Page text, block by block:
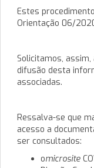
Estes
Orientação 06/
Solicitamos,
difusão desta
associadas.
Ressalva-se que
acesso a
ser consultados:
omicrosite